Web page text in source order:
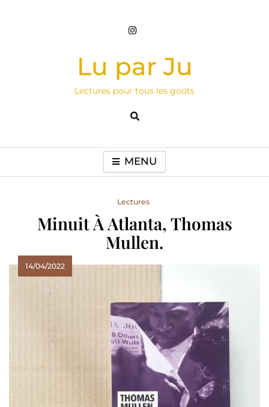
Lu par Ju
Lectures pour tous les goûts
MENU
Lectures
Minuit À Atlanta, Thomas
Mullen.
14/04/2022